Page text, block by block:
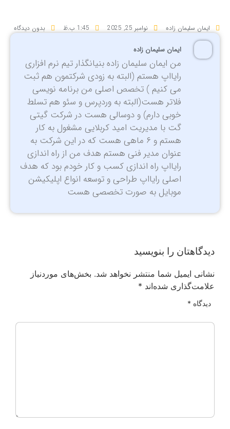
ایمان سلیمان زاده نوامبر 25, 2025 1:45 ب.ظ بدون دیدگاه
ایمان سلیمان زاده
من ایمان سلیمان زاده بنیانگذار تیم نرم افزاری
رایااپ هستم (البته به زودی شرکتمون هم ثبت
می کنیم ) تخصص اصلی من برنامه نویسی
فلاتر هست(البته به وردپرس و سئو هم تسلط
خوبی دارم) و دوسالی هست در شرکت گیتی
گت با مدیریت امید کربلایی مشغول به کار
هستم و ۶ ماهی هست که در این شرکت به
عنوان مدیر فنی هستم هدف من از راه اندازی
رایااپ راه اندازی کسب و کار خودم بود که هدف
اصلی رایااپ طراحی و توسعه انواع اپلیکیشن
موبایل به صورت تخصصی هست
دیدگاهتان را بنویسید
نشانی ایمیل شما منتشر نخواهد شد. بخش‌های موردنیاز
علامت‌گذاری شده‌اند *
دیدگاه *